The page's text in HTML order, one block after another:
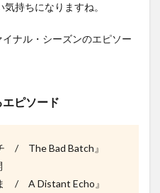
持ちになりますね。
ナル・シーズンのエピソー
ピソード
チ / The Bad Batch』
/ A Distant Echo』